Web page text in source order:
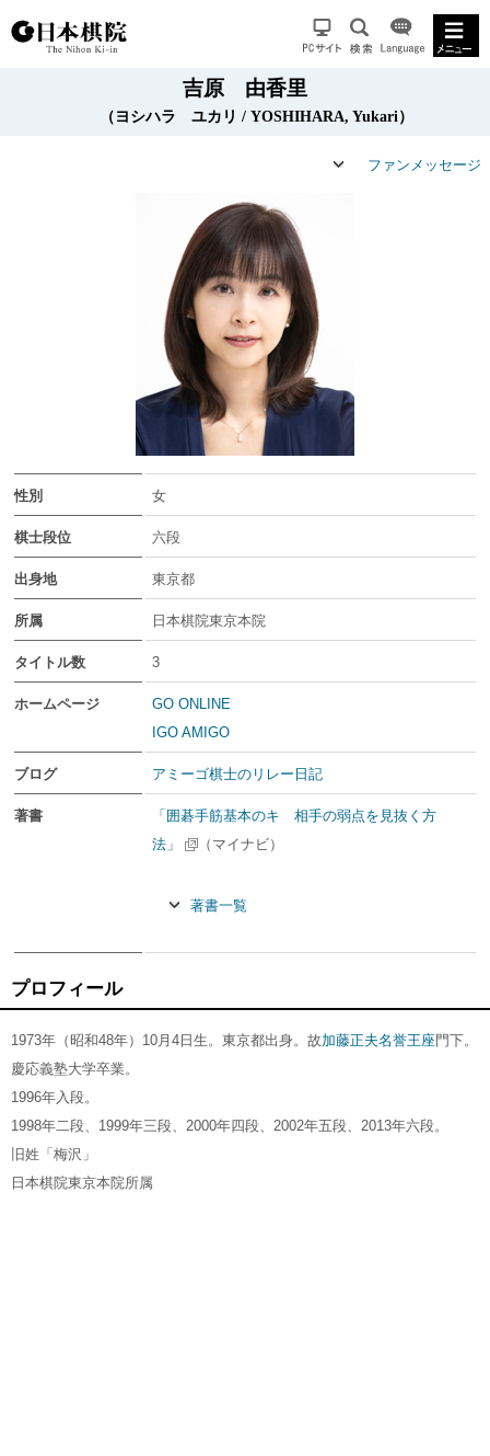
吉原 由香里
（ヨシハラ ユカリ / YOSHIHARA, Yukari）
ファンメッセージ
性別 女
棋士段位 六段
出身地 東京都
所属 日本棋院東京本院
タイトル数 3
ホームページ
GO ONLINE
IGO AMIGO
ブログ アミーゴ棋士のリレー日記
著書
「囲碁手筋基本のキ 相手の弱点を見抜く方
法」
（マイナビ）
著書一覧
プロフィール
1973年（昭和48年）10月4日生。東京都出身。故加藤正夫名誉王座門下。
慶応義塾大学卒業。
1996年入段。
1998年二段、1999年三段、2000年四段、2002年五段、2013年六段。
旧姓「梅沢」
日本棋院東京本院所属